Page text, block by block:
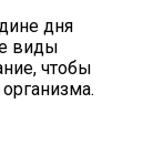
дня
виды
чтобы